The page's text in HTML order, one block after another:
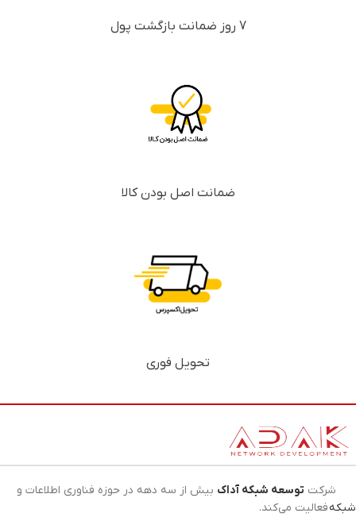
7 روز ضمانت بازگشت پول
ضمانت اصل بودن کالا
تحویل فوری
شرکت توسعه شبکه آداک بیش از سه دهه در حوزه فناوری اطلاعات و
شبکهفعالیت می‌کند.